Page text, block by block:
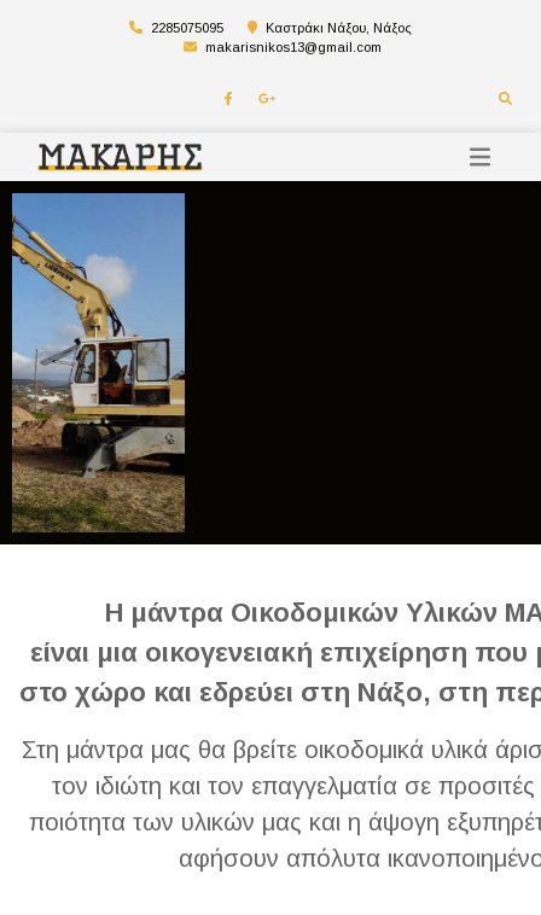
2285075095
Καστράκι Νάξου, Νάξος
makarisnikos13@gmail.com
Η μάντρα Οικοδομικών Υλικών
είναι μια οικογενειακή επιχείρηση που
στο χώρο και εδρεύει στη Νάξο, στη
Στη μάντρα μας θα βρείτε οικοδομικά υλικά
τον ιδιώτη και τον επαγγελματία σε
ποιότητα των υλικών μας και η άψογη
αφήσουν απόλυτα